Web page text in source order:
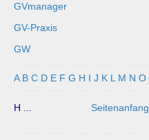
GVmanager
GV-Praxis
GW
A B C D E F G H I J K L M N O
H ... Seitenanfang